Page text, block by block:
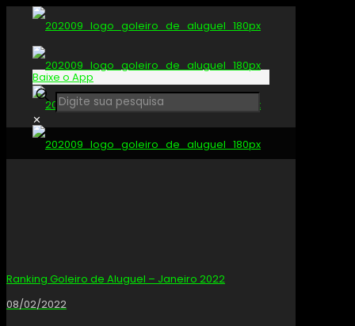
Baixe o App
✕
Ranking Goleiro de Aluguel – Janeiro 2022
08/02/2022